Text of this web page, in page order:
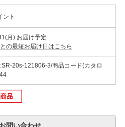
ント
月) お届け予定
の最短お届け日はこちら
20s-121806-3/商品コード(カタロ